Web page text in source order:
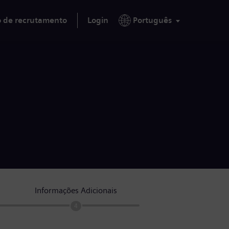
de recrutamento Login Português
Informações Adicionais